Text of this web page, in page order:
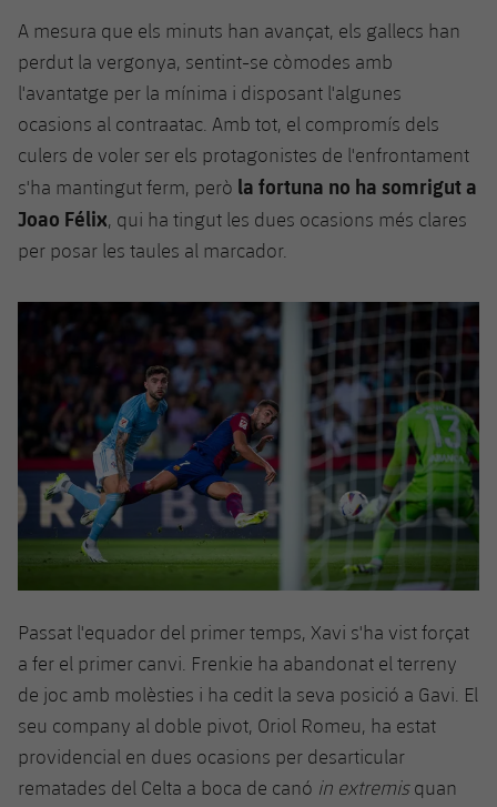
A mesura que els minuts han avançat, els gallecs han
perdut la vergonya, sentint-se còmodes amb
l'avantatge per la mínima i disposant l'algunes
ocasions al contraatac. Amb tot, el compromís dels
culers de voler ser els protagonistes de l'enfrontament
s'ha mantingut ferm, però la fortuna no ha somrigut a
Joao Félix, qui ha tingut les dues ocasions més clares
per posar les taules al marcador.
Passat l'equador del primer temps, Xavi s'ha vist forçat
a fer el primer canvi. Frenkie ha abandonat el terreny
de joc amb molèsties i ha cedit la seva posició a Gavi. El
seu company al doble pivot, Oriol Romeu, ha estat
providencial en dues ocasions per desarticular
rematades del Celta a boca de canó in extremisquan